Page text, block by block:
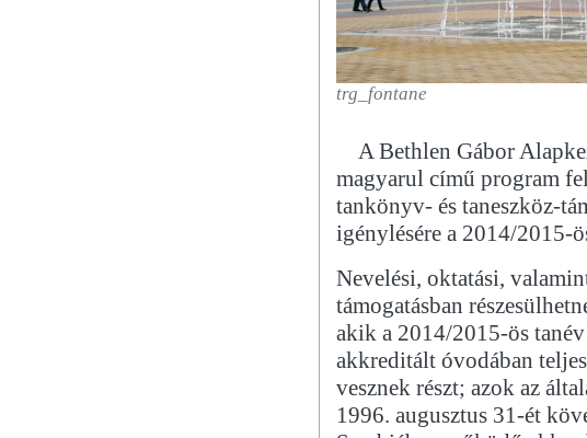
trg_fontane
A Bethlen Gábor
magyarul című program
tankönyv- és taneszköz-
igénylésére a 2014/2015-
Nevelési, oktatási,
támogatásban
akik a 2014/2015-ös
akkreditált óvodában
vesznek részt; azok az
1996. augusztus 31-ét